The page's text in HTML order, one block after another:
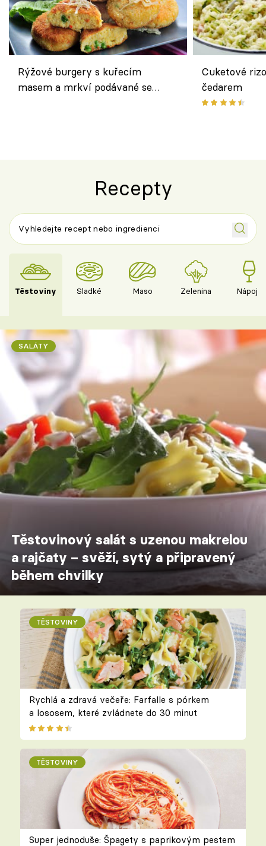
Rýžové burgery s kuřecím
masem a mrkví podávané se
Cuketové
čedarem
Recepty
Těstoviny Sladké Maso Zelenina Nápoje
SALÁTY
Těstovinový salát s uzenou makrelou
a rajčaty – svěží, sytý a připravený
během chvilky
TĚSTOVINY
Rychlá a zdravá večeře: Farfalle s pórkem
a lososem, které zvládnete do 30 minut
TĚSTOVINY
Super jednoduše: Špagety s paprikovým pestem